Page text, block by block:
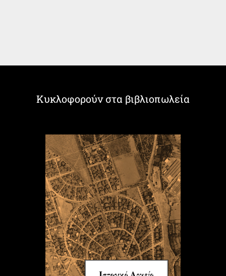
Κυκλοφορούν στα βιβλιοπωλεία